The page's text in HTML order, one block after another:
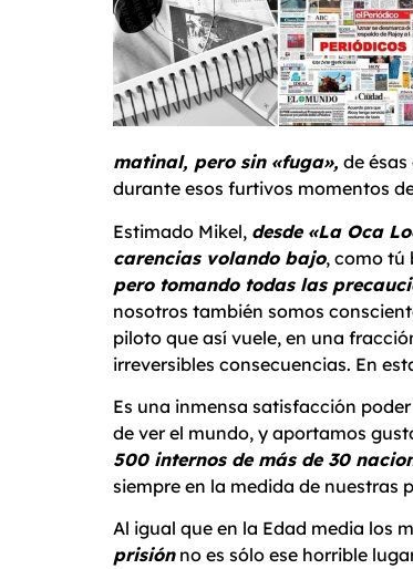
matinal, pero sin «fuga», de
durante esos furtivos momentos
Estimado Mikel, desde «La Oca
carencias volando bajo, como tú
pero tomando todas las
nosotros también somos
piloto que así vuele, en una
irreversibles consecuencias. En
Es una inmensa satisfacción
de ver el mundo, y aportamos
500 internos de más de 30
siempre en la medida de nuestras
Al igual que en la Edad media los
prisiónno es sólo ese horrible